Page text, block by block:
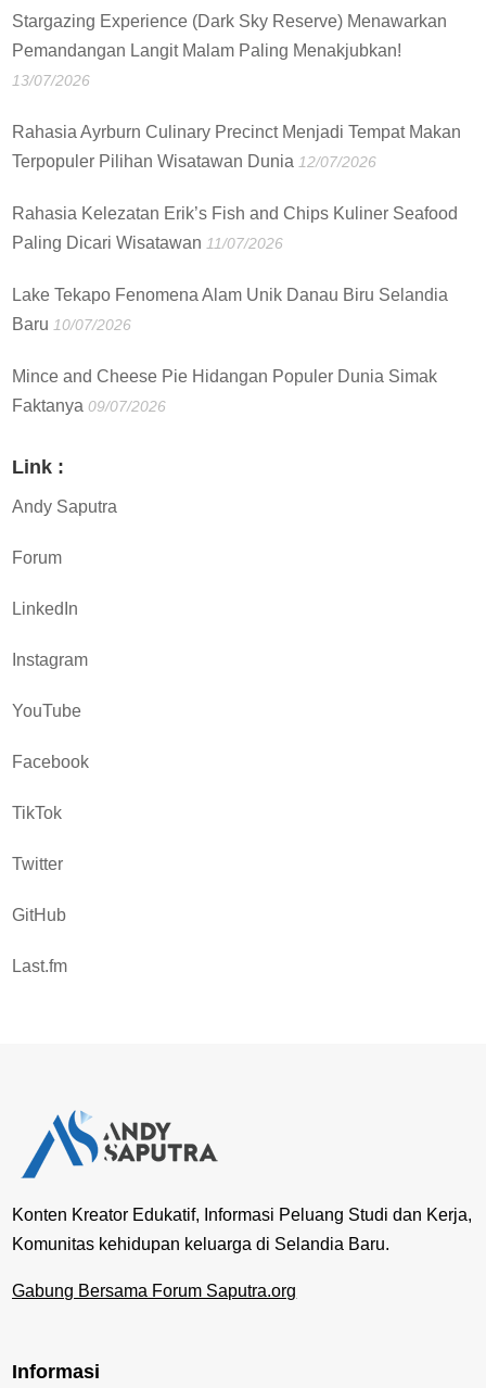
Stargazing Experience (Dark Sky Reserve) Menawarkan
Pemandangan Langit Malam Paling Menakjubkan!
13/07/2026
Rahasia Ayrburn Culinary Precinct Menjadi Tempat Makan
Terpopuler Pilihan Wisatawan Dunia 12/07/2026
Rahasia Kelezatan Erik’s Fish and Chips Kuliner Seafood
Paling Dicari Wisatawan 11/07/2026
Lake Tekapo Fenomena Alam Unik Danau Biru Selandia
Baru 10/07/2026
Mince and Cheese Pie Hidangan Populer Dunia Simak
Faktanya 09/07/2026
Link :
Andy Saputra
Forum
LinkedIn
Instagram
YouTube
Facebook
TikTok
Twitter
GitHub
Last.fm
Konten Kreator Edukatif, Informasi Peluang Studi dan Kerja,
Komunitas kehidupan keluarga di Selandia Baru.
Gabung Bersama Forum Saputra.org
Informasi